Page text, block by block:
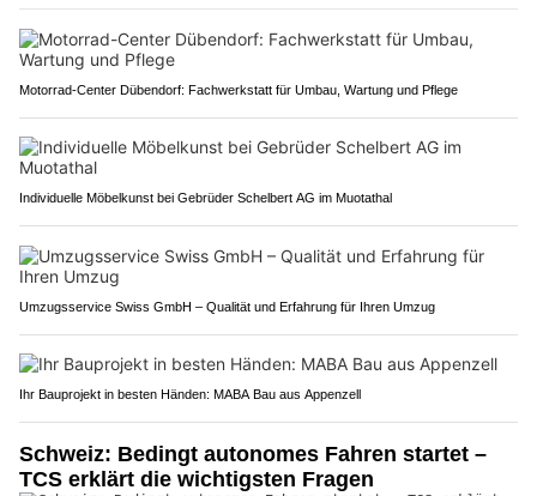
Motorrad-Center Dübendorf: Fachwerkstatt für Umbau, Wartung und Pflege
Individuelle Möbelkunst bei Gebrüder Schelbert AG im Muotathal
Umzugsservice Swiss GmbH – Qualität und Erfahrung für Ihren Umzug
Ihr Bauprojekt in besten Händen: MABA Bau aus Appenzell
Schweiz: Bedingt autonomes Fahren startet –
TCS erklärt die wichtigsten Fragen